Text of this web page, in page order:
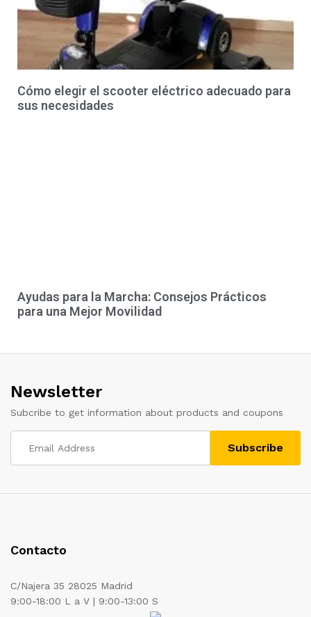
Cómo elegir el scooter eléctrico adecuado para
sus necesidades
Ayudas para la Marcha: Consejos Prácticos
para una Mejor Movilidad
Newsletter
Subcribe to get information about products and coupons
Contacto
C/Najera 35 28025 Madrid
9:00-18:00 L a V | 9:00-13:00 S